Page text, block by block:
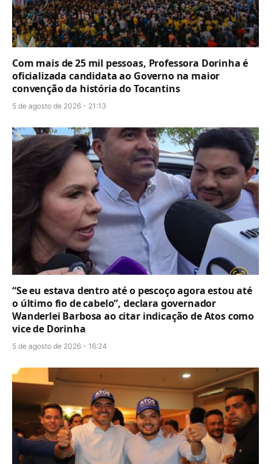
Com mais de 25 mil pessoas, Professora Dorinha é
oficializada candidata ao Governo na maior
convenção da história do Tocantins
5 de agosto de 2026 - 21:13
“Se eu estava dentro até o pescoço agora estou até
o último fio de cabelo”, declara governador
Wanderlei Barbosa ao citar indicação de Atos como
vice de Dorinha
5 de agosto de 2026 - 16:24